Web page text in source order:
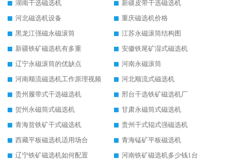
湖南干选磁选机
新疆皮带干选磁选机
河北磁选机设备
重庆磁选机价格
黑龙江强磁永磁滚筒
江苏永磁滚筒结构图
新疆铁矿磁选机有多重
安徽铁尾矿湿式磁选机
辽宁永磁滚筒的优缺点
河南永磁滚筒
河南顺流磁选机工作原理视频
河北顺流式磁选机
贵州履带式干选磁选机
邢台干选铁矿磁选机厂
贺州永磁筒式磁选机
甘肃永磁筒式磁选机
青海贫铁矿干式磁选机
贵州干式辊式强磁选机
西藏平板磁选机适用场合
青海锰矿平板磁选机
辽宁铁矿磁选机如何配置
河南铁矿磁选机多少钱1台